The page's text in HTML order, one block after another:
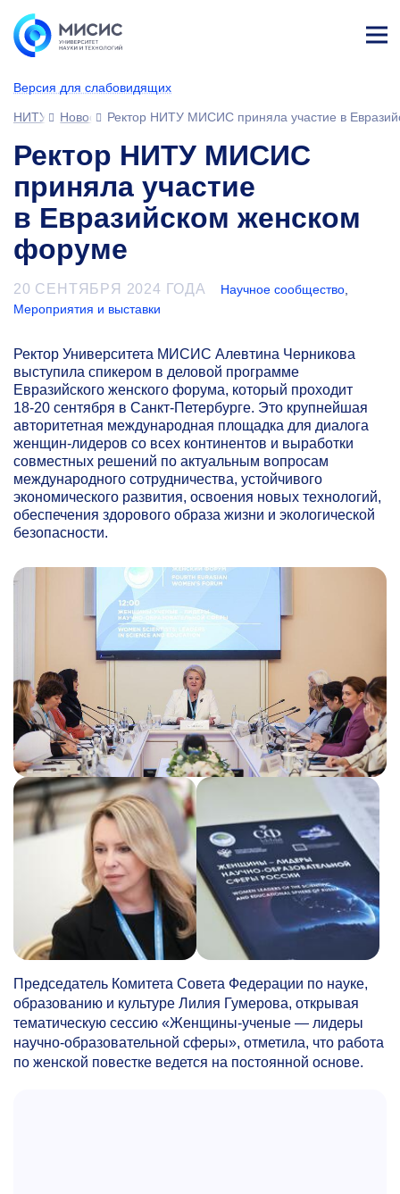
Версия для слабовидящих
ине
НИТУ МИСИС
НовостиРектор НИТУ МИСИС приняла участие в
Ректор НИТУ МИСИС
приняла участие
в Евразийском женском
форуме
20 СЕНТЯБРЯ 2024 ГОДА Научное сообщество,
Мероприятия и выставки
Ректор Университета МИСИС Алевтина Черникова
выступила спикером в деловой программе
Евразийского женского форума, который проходит
18-20 сентября в Санкт-Петербурге. Это крупнейшая
авторитетная международная площадка для диалога
женщин-лидеров со всех континентов и выработки
совместных решений по актуальным вопросам
международного сотрудничества, устойчивого
экономического развития, освоения новых технологий,
обеспечения здорового образа жизни и экологической
безопасности.
Председатель Комитета Совета Федерации по науке,
образованию и культуре Лилия Гумерова, открывая
тематическую сессию «Женщины-ученые — лидеры
научно-образовательной сферы», отметила, что работа
по женской повестке ведется на постоянной основе.